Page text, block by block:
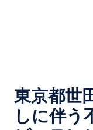
東京都世
しに伴う